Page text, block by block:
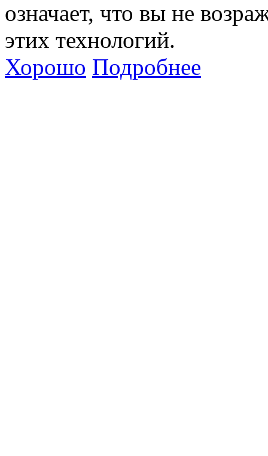
означает, что вы не
этих технологий.
Хорошо Подробнее